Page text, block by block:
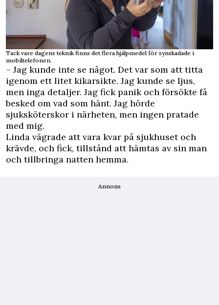
Tack vare dagens teknik finns det flera hjälpmedel för synskadade i
mobiltelefonen.
– Jag kunde inte se något. Det var som att titta
igenom ett litet kikarsikte. Jag kunde se ljus,
men inga detaljer. Jag fick panik och försökte få
besked om vad som hänt. Jag hörde
sjuksköterskor i närheten, men ingen pratade
med mig.
Linda vägrade att vara kvar på sjukhuset och
krävde, och fick, tillstånd att hämtas av sin man
och tillbringa natten hemma.
Annons